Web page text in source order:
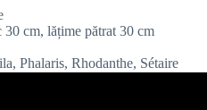
cm, lățime pătrat 30 cm
Phalaris, Rhodanthe, Sétaire